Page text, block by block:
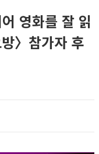
영화를 잘 읽
〉참가자 후